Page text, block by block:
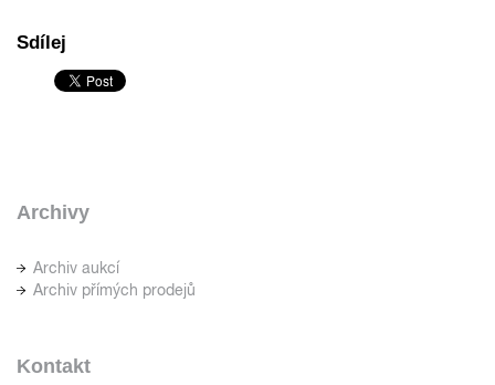
Sdílej
Archivy
Archiv aukcí
Archiv přímých prodejů
Kontakt